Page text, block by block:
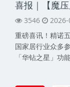
3546
重磅喜讯！精诺
国家居行业众多
「华钻之星」功